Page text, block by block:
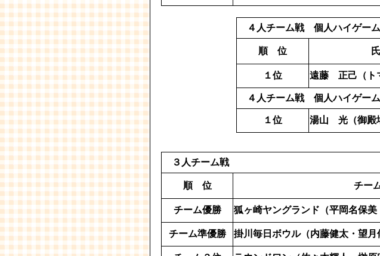
４人チーム戦 個人ハイゲーム
順 位
１位 遠藤 正己（ト
４人チーム戦 個人ハイゲーム
１位 湯山 光（御殿
３人チーム戦
順 位 チー
チーム優勝 狐ヶ崎ヤングランド（平岡名保美
チーム準優勝 掛川毎日ボウル（内藤健太・望月